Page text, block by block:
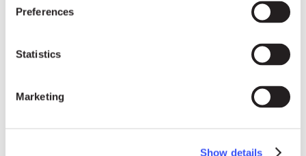
Preferences
Statistics
Marketing
Show details
Fundación tiene estatus consultivo especial en
RightsSustainability